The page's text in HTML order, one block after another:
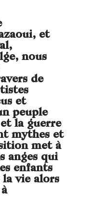
et
nous
de
et
peuple
la guerre
mythes et
met à
anges qui
enfants
vie alors